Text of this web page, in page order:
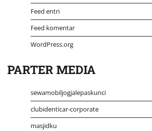
Feed entri
Feed komentar
WordPress.org
PARTER MEDIA
sewamobiljogjalepaskunci
clubidenticar-corporate
masjidku